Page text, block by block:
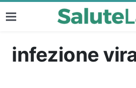
infezione